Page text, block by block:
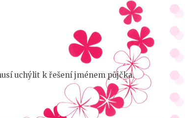
uchýlit k řešení jménem půjčka.